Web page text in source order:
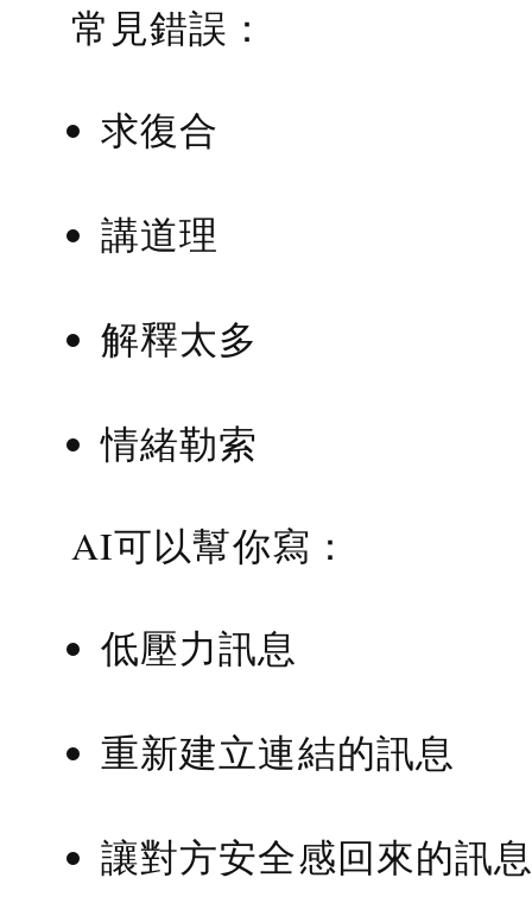
常見錯誤：
求復合
講道理
解釋太多
情緒勒索
AI可以幫你寫：
低壓力訊息
重新建立連結的訊息
讓對方安全感回來的訊